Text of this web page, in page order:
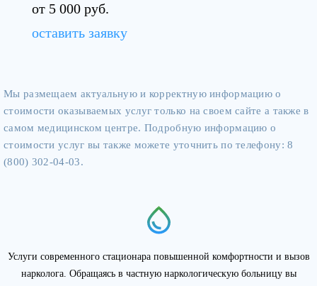
от 5 000 руб.
оставить заявку
Мы размещаем актуальную и корректную информацию о
стоимости оказываемых услуг только на своем сайте а также в
самом медицинском центре. Подробную информацию о
стоимости услуг вы также можете уточнить по телефону: 8
(800) 302-04-03.
Услуги современного стационара повышенной комфортности и вызов
нарколога. Обращаясь в частную наркологическую больницу вы